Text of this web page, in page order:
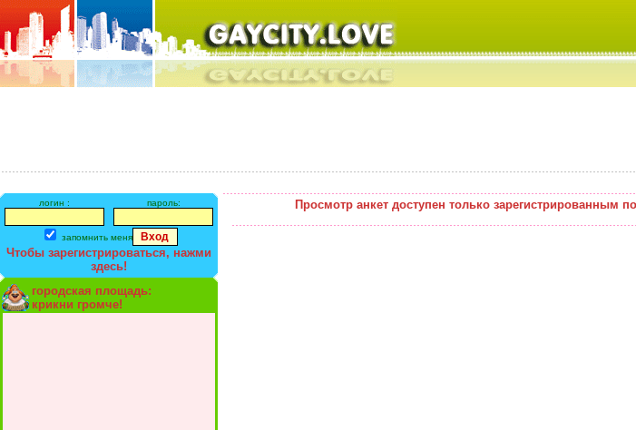
логин : пароль:
запомнить меня
Чтобы зарегистрироваться, нажми
здесь!
городская площадь:
крикни громче!
Просмотр анкет доступен только